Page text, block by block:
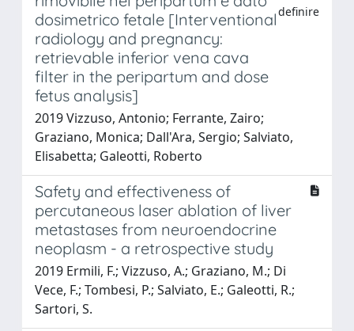
dosimetrico fetale [Interventional
radiology and pregnancy:
retrievable inferior vena cava
filter in the peripartum and dose
fetus analysis]
definire
2019 Vizzuso, Antonio; Ferrante, Zairo;
Graziano, Monica; Dall'Ara, Sergio; Salviato,
Elisabetta; Galeotti, Roberto
Safety and effectiveness of
percutaneous laser ablation of liver
metastases from neuroendocrine
neoplasm - a retrospective study
2019 Ermili, F.; Vizzuso, A.; Graziano, M.; Di
Vece, F.; Tombesi, P.; Salviato, E.; Galeotti, R.;
Sartori, S.